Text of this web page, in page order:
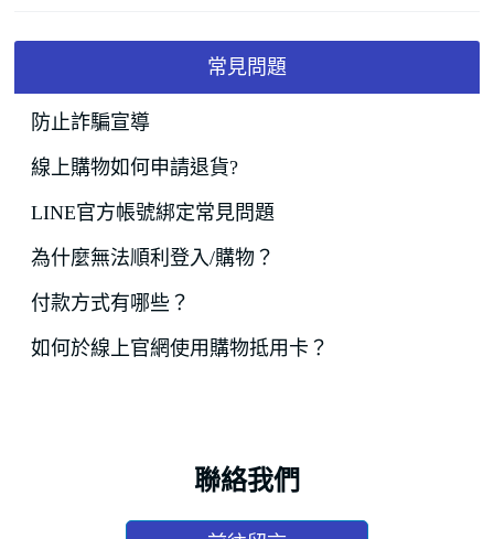
常見問題
防止詐騙宣導
線上購物如何申請退貨?
LINE官方帳號綁定常見問題
為什麼無法順利登入/購物？
付款方式有哪些？
如何於線上官網使用購物抵用卡？
聯絡我們